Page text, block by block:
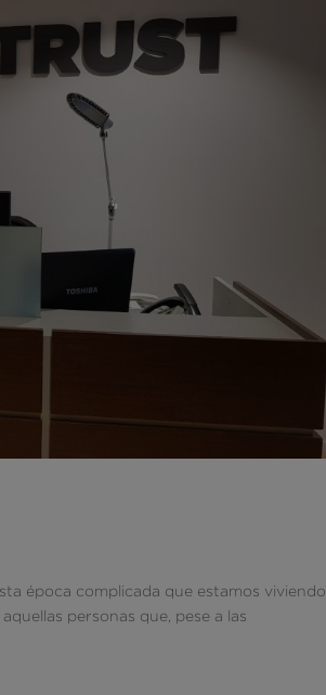
época complicada que estamos viviendo
personas que, pese a las